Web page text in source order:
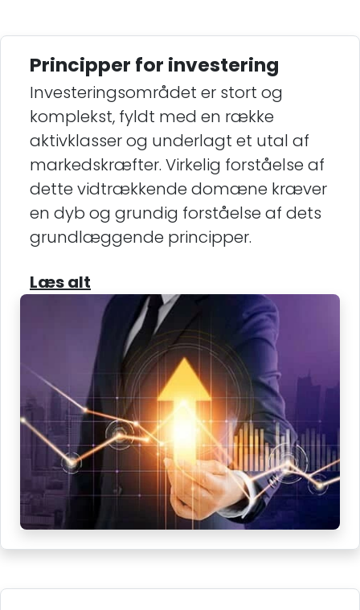
Principper for investering
Investeringsområdet er stort og
komplekst, fyldt med en række
aktivklasser og underlagt et utal af
markedskræfter. Virkelig forståelse af
dette vidtrækkende domæne kræver
en dyb og grundig forståelse af dets
grundlæggende principper.
Læs alt